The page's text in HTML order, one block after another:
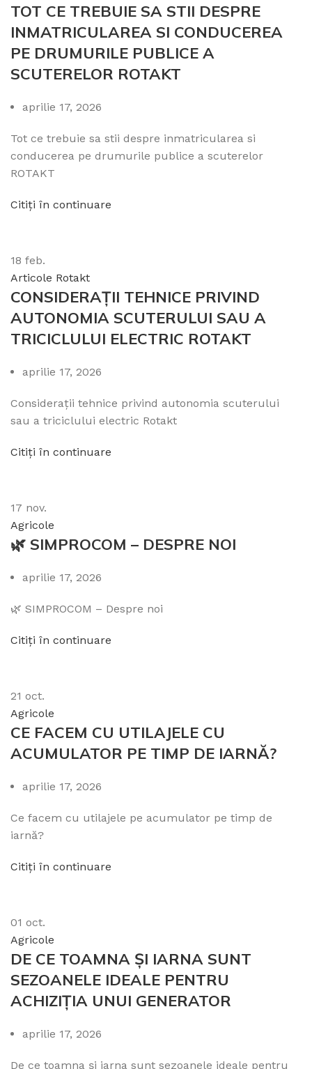
TOT CE TREBUIE SA STII DESPRE
INMATRICULAREA SI CONDUCEREA
PE DRUMURILE PUBLICE A
SCUTERELOR ROTAKT
aprilie 17, 2026
Tot ce trebuie sa stii despre inmatricularea si
conducerea pe drumurile publice a scuterelor
ROTAKT
Citiți în continuare
18 feb.
Articole Rotakt
CONSIDERAȚII TEHNICE PRIVIND
AUTONOMIA SCUTERULUI SAU A
TRICICLULUI ELECTRIC ROTAKT
aprilie 17, 2026
Considerații tehnice privind autonomia scuterului
sau a triciclului electric Rotakt
Citiți în continuare
17 nov.
Agricole
🌿 SIMPROCOM – DESPRE NOI
aprilie 17, 2026
🌿 SIMPROCOM – Despre noi
Citiți în continuare
21 oct.
Agricole
CE FACEM CU UTILAJELE CU
ACUMULATOR PE TIMP DE IARNĂ?
aprilie 17, 2026
Ce facem cu utilajele pe acumulator pe timp de
iarnă?
Citiți în continuare
01 oct.
Agricole
DE CE TOAMNA ȘI IARNA SUNT
SEZOANELE IDEALE PENTRU
ACHIZIȚIA UNUI GENERATOR
aprilie 17, 2026
De ce toamna și iarna sunt sezoanele ideale pentru